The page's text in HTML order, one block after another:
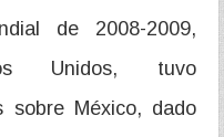
de 2008-2009,
Unidos, tuvo
sobre México, dado